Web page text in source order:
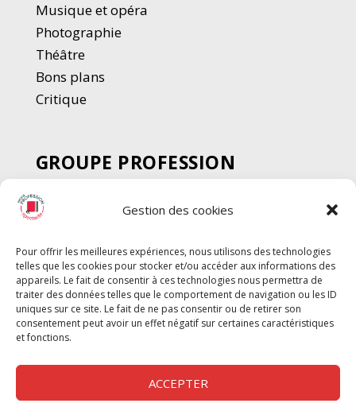
Gestion des cookies
Pour offrir les meilleures expériences, nous utilisons des technologies
telles que les cookies pour stocker et/ou accéder aux informations des
appareils. Le fait de consentir à ces technologies nous permettra de
traiter des données telles que le comportement de navigation ou les ID
uniques sur ce site. Le fait de ne pas consentir ou de retirer son
consentement peut avoir un effet négatif sur certaines caractéristiques
et fonctions.
ACCEPTER
Musique et opéra
Photographie
Théâtre
Bons plans
Critique
GROUPE PROFESSION
SPECTACLE
Chèque Intermittents
Chèque Compta
Chèque Emploi Spectacle
G-Pods
Profession Audio-visuel